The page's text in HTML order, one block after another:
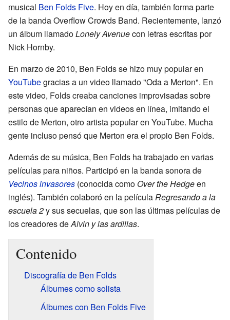
musical Ben Folds Five. Hoy en día, también forma parte
de la banda Overflow Crowds Band. Recientemente, lanzó
un álbum llamadoLonely Avenuecon letras escritas por
Nick Hornby.
En marzo de 2010, Ben Folds se hizo muy popular en
YouTubegracias a un video llamado "Oda a Merton". En
este video, Folds creaba canciones improvisadas sobre
personas que aparecían en videos en línea, imitando el
estilo de Merton, otro artista popular en YouTube. Mucha
gente incluso pensó que Merton era el propio Ben Folds.
Además de su música, Ben Folds ha trabajado en varias
películas para niños. Participó en la banda sonora de
Vecinos invasores (conocida como Over the Hedgeen
inglés). También colaboró en la películaRegresando a la
escuela 2y sus secuelas, que son las últimas películas de
los creadores deAlvin y las ardillas.
Contenido
Discografía de Ben Folds
Álbumes como solista
Álbumes con Ben Folds Five